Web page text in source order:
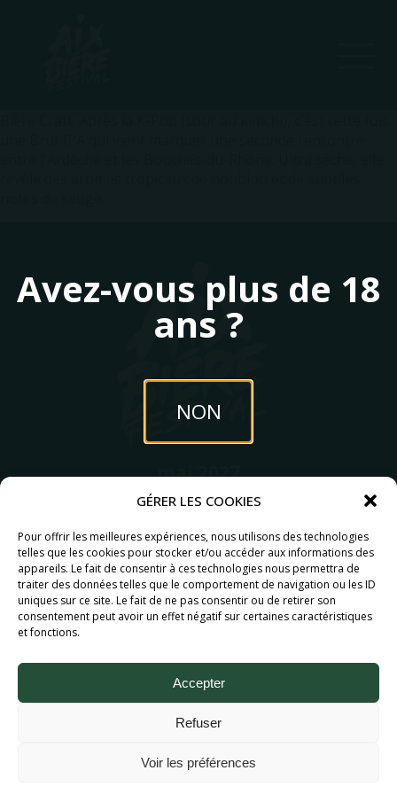
GÉRER LES COOKIES
Pour offrir les meilleures expériences, nous utilisons des technologies
telles que les cookies pour stocker et/ou accéder aux informations des
appareils. Le fait de consentir à ces technologies nous permettra de
traiter des données telles que le comportement de navigation ou les ID
uniques sur ce site. Le fait de ne pas consentir ou de retirer son
consentement peut avoir un effet négatif sur certaines caractéristiques
et fonctions.
Accepter
Refuser
Voir les préférences
mai 2027
6MIC, Aix-en-Provence
Partenaires
Aix Bière Festival (c) 2026 - Tous droits réservés.
Mentions légales.
Avez-vous plus de 18
ans ?
NON
OUI